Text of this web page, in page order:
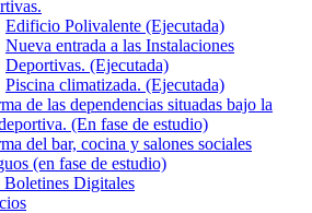
Edificio Polivalente (Ejecutada)
Nueva entrada a las Instalaciones
Deportivas. (Ejecutada)
Piscina climatizada. (Ejecutada)
de las dependencias situadas bajo la
(En fase de estudio)
del bar, cocina y salones sociales
(en fase de estudio)
Digitales